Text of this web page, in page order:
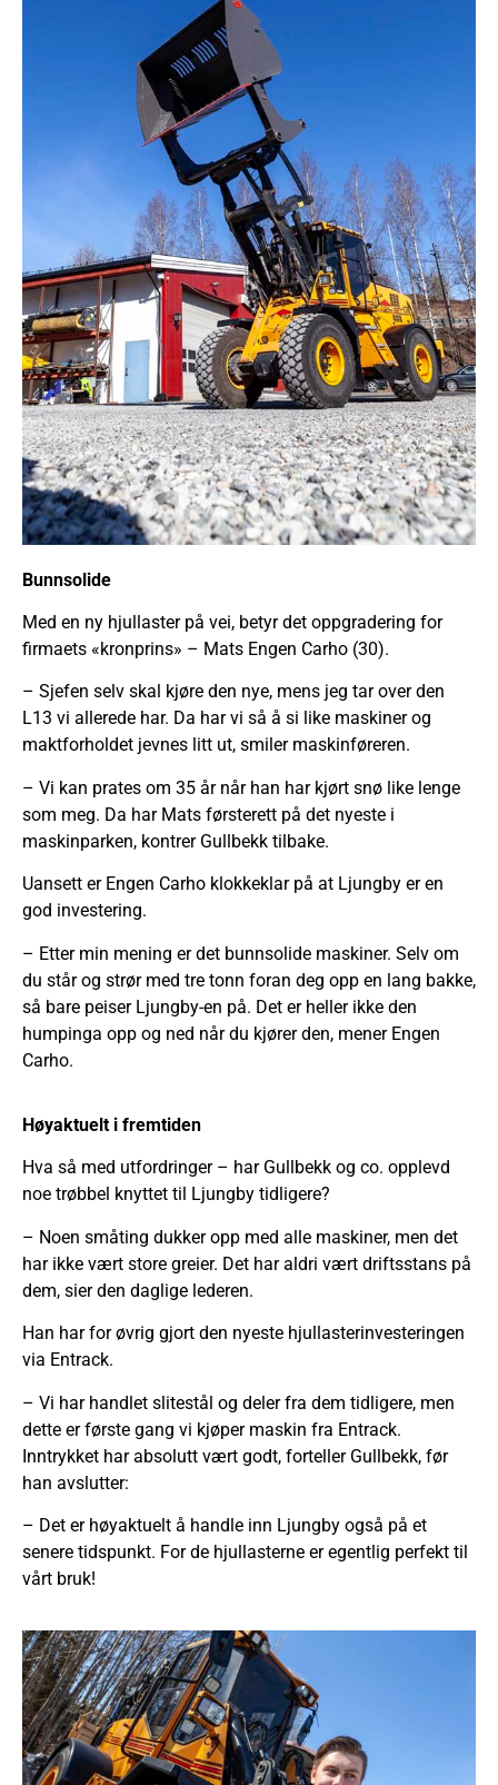
Bunnsolide
Med en ny hjullaster på vei, betyr det oppgradering for
firmaets «kronprins» – Mats Engen Carho (30).
– Sjefen selv skal kjøre den nye, mens jeg tar over den
L13 vi allerede har. Da har vi så å si like maskiner og
maktforholdet jevnes litt ut, smiler maskinføreren.
– Vi kan prates om 35 år når han har kjørt snø like lenge
som meg. Da har Mats førsterett på det nyeste i
maskinparken, kontrer Gullbekk tilbake.
Uansett er Engen Carho klokkeklar på at Ljungby er en
god investering.
– Etter min mening er det bunnsolide maskiner. Selv om
du står og strør med tre tonn foran deg opp en lang bakke,
så bare peiser Ljungby-en på. Det er heller ikke den
humpinga opp og ned når du kjører den, mener Engen
Carho.
Høyaktuelt i fremtiden
Hva så med utfordringer – har Gullbekk og co. opplevd
noe trøbbel knyttet til Ljungby tidligere?
– Noen småting dukker opp med alle maskiner, men det
har ikke vært store greier. Det har aldri vært driftsstans på
dem, sier den daglige lederen.
Han har for øvrig gjort den nyeste hjullasterinvesteringen
via Entrack.
– Vi har handlet slitestål og deler fra dem tidligere, men
dette er første gang vi kjøper maskin fra Entrack.
Inntrykket har absolutt vært godt, forteller Gullbekk, før
han avslutter:
– Det er høyaktuelt å handle inn Ljungby også på et
senere tidspunkt. For de hjullasterne er egentlig perfekt til
vårt bruk!